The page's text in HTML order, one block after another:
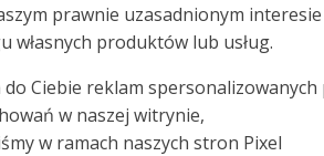
prawnie uzasadnionym
własnych produktów lub usług.
Ciebie reklam spersonalizowanych
w naszej witrynie,
w ramach naszych stron Pixel